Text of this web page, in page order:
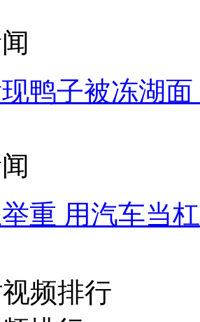
鸭子被冻湖
重 用汽车当
频排行